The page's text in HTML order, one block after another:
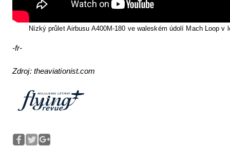
Nízký průlet Airbusu A400M-180 ve waleském údolí Mach Loop v
-fr-
Zdroj: theaviationist.com